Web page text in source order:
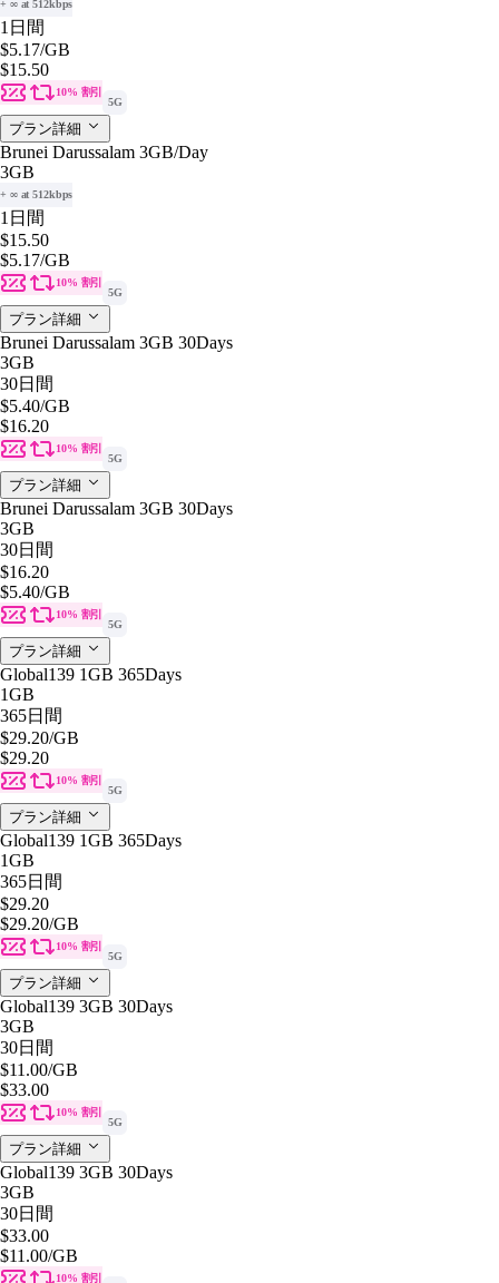
+ ∞ at 512kbps
1日間
$5.17/GB
$15.50
10% 割引
5G
プラン詳細
Brunei Darussalam 3GB/Day
3GB
+ ∞ at 512kbps
1日間
$15.50
$5.17/GB
10% 割引
5G
プラン詳細
Brunei Darussalam 3GB 30Days
3GB
30日間
$5.40/GB
$16.20
10% 割引
5G
プラン詳細
Brunei Darussalam 3GB 30Days
3GB
30日間
$16.20
$5.40/GB
10% 割引
5G
プラン詳細
Global139 1GB 365Days
1GB
365日間
$29.20/GB
$29.20
10% 割引
5G
プラン詳細
Global139 1GB 365Days
1GB
365日間
$29.20
$29.20/GB
10% 割引
5G
プラン詳細
Global139 3GB 30Days
3GB
30日間
$11.00/GB
$33.00
10% 割引
5G
プラン詳細
Global139 3GB 30Days
3GB
30日間
$33.00
$11.00/GB
10% 割引